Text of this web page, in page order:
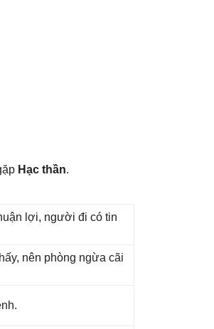
Hạc thần.
lợi, người đi có tin
nên phònɡ ngừa cãi